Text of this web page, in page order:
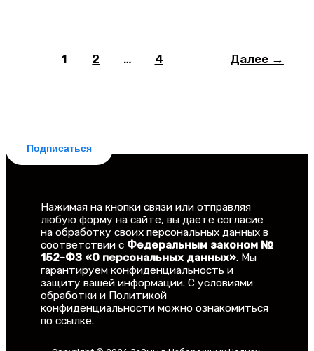
1 2 … 4 Далее →
Подписаться
Нажимая на кнопки связи или отправляя
любую форму на сайте, вы даете согласие
на обработку своих персональных данных в
соответствии с Федеральным законом №
152-ФЗ «О персональных данных». Мы
гарантируем конфиденциальность и
защиту вашей информации. С условиями
обработки и Политикой
конфиденциальности можно ознакомиться
по ссылке.